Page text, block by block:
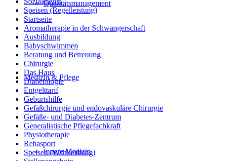
Qualitätsmanagement
Medizin & Pflege
Innere Medizin
Speisen (Regelleistung)
Startseite
Aromatherapie in der Schwangerschaft
Ausbildung
Babyschwimmen
Beratung und Betreuung
Chirurgie
Das Haus
Diabetologie
Entgelttarif
Geburtshilfe
Gefäßchirurgie und endovaskuläre Chirurgie
Gefäße- und Diabetes-Zentrum
Generalistische Pflegefachkraft
Physiotherapie
Rehasport
Speisen (Wahlleistung)